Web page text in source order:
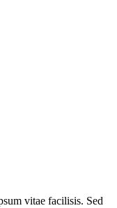
vitae facilisis. Sed